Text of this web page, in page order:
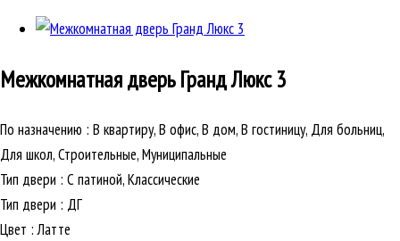
Межкомнатная дверь Гранд Люкс 3
По назначению : В квартиру, В офис, В дом, В гостиницу, Для больниц,
Для школ, Строительные, Муниципальные
Тип двери : С патиной, Классические
Тип двери : ДГ
Цвет :Латте